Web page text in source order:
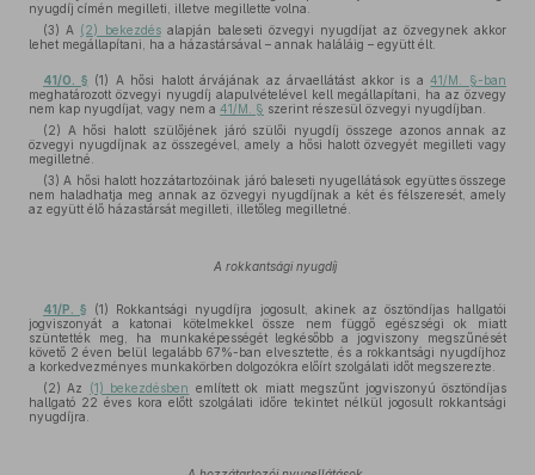
nyugdíj címén megilleti, illetve megillette volna.
(3) A (2) bekezdésalapján baleseti özvegyi nyugdíjat az özvegynek akkor
lehet megállapítani, ha a házastársával – annak haláláig – együtt élt.
41/O. § (1) A hősi halott árvájának az árvaellátást akkor is a41/M. §-ban
meghatározott özvegyi nyugdíj alapulvételével kell megállapítani, ha az özvegy
nem kap nyugdíjat, vagy nem a 41/M. § szerint részesül özvegyi nyugdíjban.
(2) A hősi halott szülőjének járó szülői nyugdíj összege azonos annak az
özvegyi nyugdíjnak az összegével, amely a hősi halott özvegyét megilleti vagy
megilletné.
(3) A hősi halott hozzátartozóinak járó baleseti nyugellátások együttes összege
nem haladhatja meg annak az özvegyi nyugdíjnak a két és félszeresét, amely
az együtt élő házastársát megilleti, illetőleg megilletné.
A rokkantsági nyugdíj
41/P. § (1) Rokkantsági nyugdíjra jogosult, akinek az ösztöndíjas hallgatói
jogviszonyát a katonai kötelmekkel össze nem függő egészségi ok miatt
szüntették meg, ha munkaképességét legkésőbb a jogviszony megszűnését
követő 2 éven belül legalább 67%-ban elvesztette, és a rokkantsági nyugdíjhoz
a korkedvezményes munkakörben dolgozókra előírt szolgálati időt megszerezte.
(2) Az (1) bekezdésben említett ok miatt megszűnt jogviszonyú ösztöndíjas
hallgató 22 éves kora előtt szolgálati időre tekintet nélkül jogosult rokkantsági
nyugdíjra.